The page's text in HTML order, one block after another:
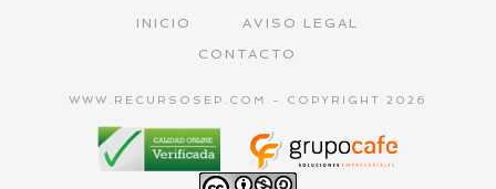
INICIO
AVISO LEGAL
CONTACTO
WWW.RECURSOSEP.COM - COPYRIGHT 2026